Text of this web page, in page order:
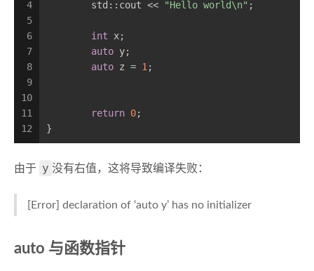
4
5
6
7
8
9
10
11
12
	std::cout <<
"Hello world\n" ;
int x;
auto y;
auto z = 1 ;
return 0;
}
由于 y 没有右值，这将导致编译失败：
[Error] declaration of ‘auto y’ has no initializer
auto 与函数指针